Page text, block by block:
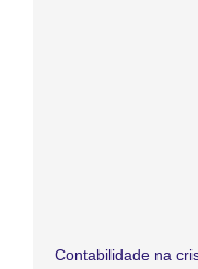
Contabilidade na